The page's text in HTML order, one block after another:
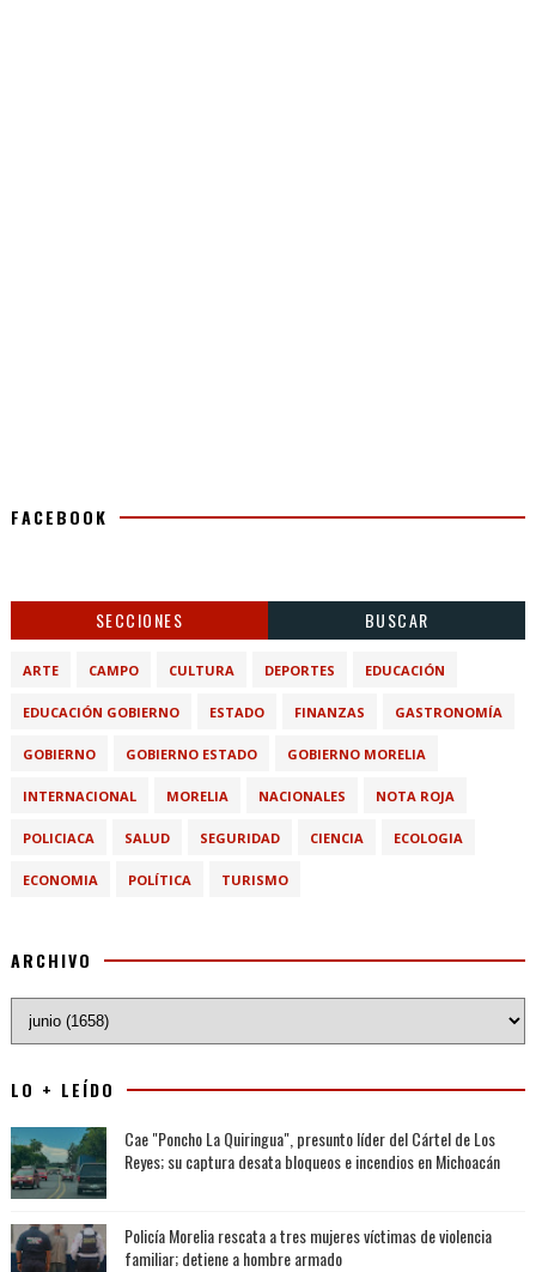
FACEBOOK
SECCIONES BUSCAR
ARTE CAMPO CULTURA DEPORTES EDUCACIÓN
EDUCACIÓN GOBIERNO ESTADO FINANZAS GASTRONOMÍA
GOBIERNO GOBIERNO ESTADO GOBIERNO MORELIA
INTERNACIONAL MORELIA NACIONALES NOTA ROJA
POLICIACA SALUD SEGURIDAD CIENCIA ECOLOGIA
ECONOMIA POLÍTICA TURISMO
ARCHIVO
LO + LEÍDO
Cae "Poncho La Quiringua", presunto líder del Cártel de Los
Reyes; su captura desata bloqueos e incendios en Michoacán
Policía Morelia rescata a tres mujeres víctimas de violencia
familiar; detiene a hombre armado